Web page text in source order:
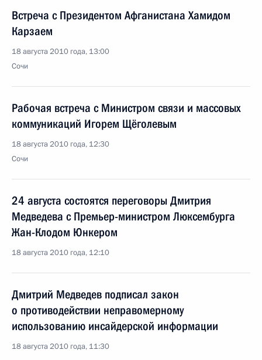
Встреча с Президентом Афганистана Хамидом
Карзаем
18 августа 2010 года, 13:00
Сочи
Рабочая встреча с Министром связи и массовых
коммуникаций Игорем Щёголевым
18 августа 2010 года, 12:30
Сочи
24 августа состоятся переговоры Дмитрия
Медведева с Премьер-министром Люксембурга
Жан-Клодом Юнкером
18 августа 2010 года, 12:10
Дмитрий Медведев подписал закон
о противодействии неправомерному
использованию инсайдерской информации
18 августа 2010 года, 11:30